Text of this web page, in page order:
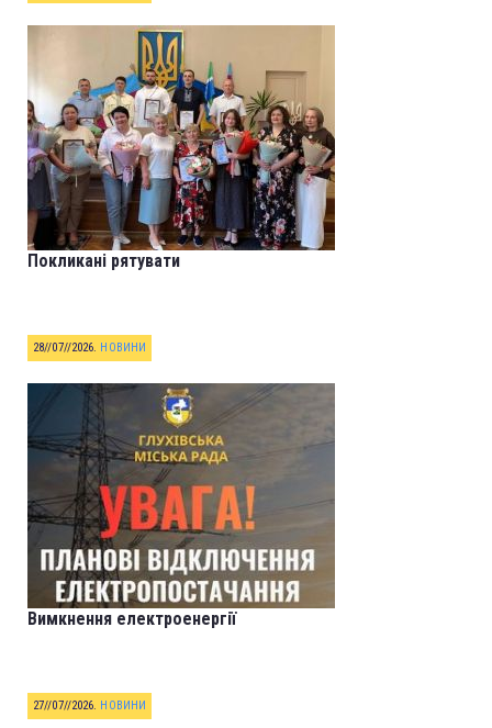
Покликані рятувати
28//07//2026. НОВИНИ
Вимкнення електроенергії
27//07//2026. НОВИНИ